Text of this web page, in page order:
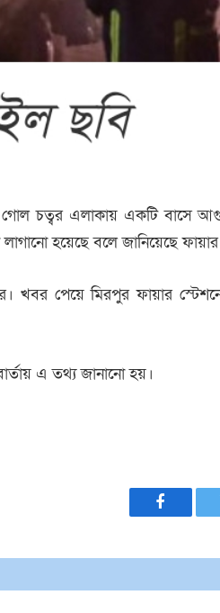
গোল চত্বর এলাকায় একটি বাসে
হয়েছে বলে জানিয়েছে ফায়ার
খবর পেয়ে মিরপুর ফায়ার
এ তথ্য জানানো হয়।